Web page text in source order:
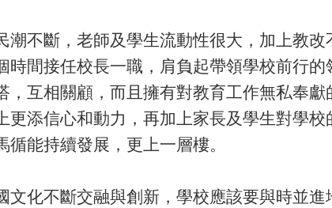
不斷，老師及學生流動性很大，加上教
間接任校長一職，肩負起帶領學校前行的
互相關顧，而且擁有對教育工作無私奉
添信心和動力，再加上家長及學生對學
能持續發展，更上一層樓。
化不斷交融與創新，學校應該要與時並